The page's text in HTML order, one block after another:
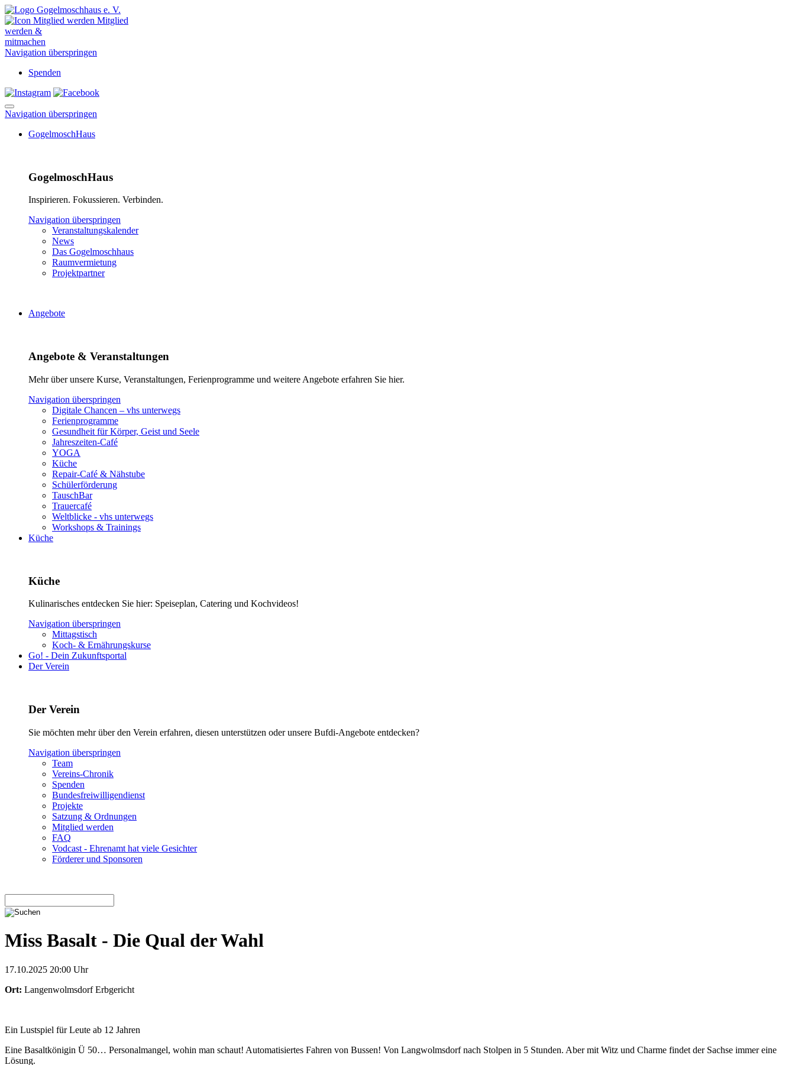
Mitglied
werden &
mitmachen
Navigation überspringen
Spenden
Navigation überspringen
GogelmoschHaus
GogelmoschHaus
Inspirieren. Fokussieren. Verbinden.
Navigation überspringen
Veranstaltungskalender
News
Das Gogelmoschhaus
Raumvermietung
Projektpartner
Angebote
Angebote & Veranstaltungen
Mehr über unsere Kurse, Veranstaltungen, Ferienprogramme und weitere Angebote erfahren Sie hier.
Navigation überspringen
Digitale Chancen – vhs unterwegs
Ferienprogramme
Gesundheit für Körper, Geist und Seele
Jahreszeiten-Café
YOGA
Küche
Repair-Café & Nähstube
Schülerförderung
TauschBar
Trauercafé
Weltblicke - vhs unterwegs
Workshops & Trainings
Küche
Küche
Kulinarisches entdecken Sie hier: Speiseplan, Catering und Kochvideos!
Navigation überspringen
Mittagstisch
Koch- & Ernährungskurse
Go! - Dein Zukunftsportal
Der Verein
Der Verein
Sie möchten mehr über den Verein erfahren, diesen unterstützen oder unsere Bufdi-Angebote entdecken?
Navigation überspringen
Team
Vereins-Chronik
Spenden
Bundesfreiwilligendienst
Projekte
Satzung & Ordnungen
Mitglied werden
FAQ
Vodcast - Ehrenamt hat viele Gesichter
Förderer und Sponsoren
Miss Basalt - Die Qual der Wahl
17.10.2025 20:00 Uhr
Ort: Langenwolmsdorf Erbgericht
Ein Lustspiel für Leute ab 12 Jahren
Eine Basaltkönigin Ü 50… Personalmangel, wohin man schaut! Automatisiertes Fahren von Bussen! Von Langwolmsdorf nach Stolpen in 5 Stunden. Aber mit Witz und Charme findet der Sachse immer eine
Lösung.